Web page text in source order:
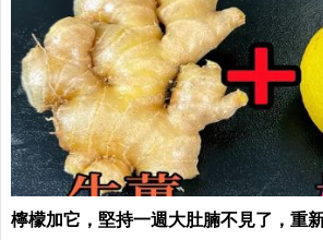
檸檬加它，堅持一週大肚腩不見了，重